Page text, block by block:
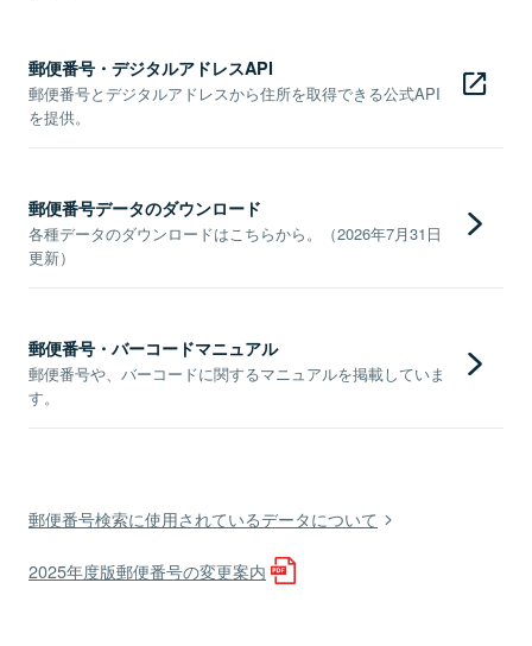
郵便番号・デジタルアドレスAPI
郵便番号とデジタルアドレスから住所を取得できる公式API
を提供。
郵便番号データのダウンロード
各種データのダウンロードはこちらから。（2026年7月31日
更新）
郵便番号・バーコードマニュアル
郵便番号や、バーコードに関するマニュアルを掲載していま
す。
郵便番号検索に使用されているデータについて
2025年度版郵便番号の変更案内